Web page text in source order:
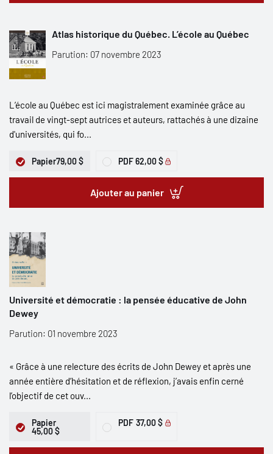
Atlas historique du Québec. L’école au Québec
Parution: 07 novembre 2023
L’école au Québec est ici magistralement examinée grâce au
travail de vingt-sept autrices et auteurs, rattachés à une dizaine
d'universités, qui fo...
Papier79,00 $ PDF62,00 $
Ajouter au panier
Université et démocratie : la pensée éducative de John
Dewey
Parution: 01 novembre 2023
« Grâce à une relecture des écrits de John Dewey et après une
année entière d’hésitation et de réflexion, j’avais enfin cerné
l’objectif de cet ouv...
Papier
45,00 $
PDF 37,00 $